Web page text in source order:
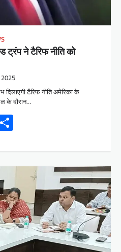
ट्रंप ने टैरिफ नीति को
टैरिफ नीति अमेरिका के
के दौरान…